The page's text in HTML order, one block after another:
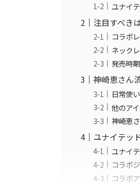
ユナイ
注目すべき
コラボ
ネック
発売時
神崎恵さん
日常使
他のア
神崎恵
ユナイテッ
ユナイ
コラボ
コラボ